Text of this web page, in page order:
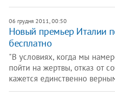
06 грудня 2011, 00:50
Новый премьер Италии
бесплатно
"В условиях, когда мы
пойти на жертвы, отказ от
кажется единственно